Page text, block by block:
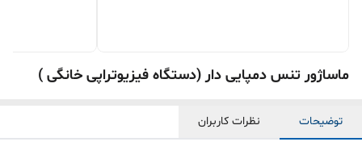
ماساژور تنس دمپایی دار (دستگاه فیزیوتراپی خانگی )
توضیحات نظرات کاربران